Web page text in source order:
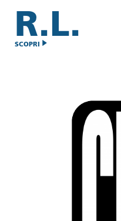
R.L.
SCOPRI